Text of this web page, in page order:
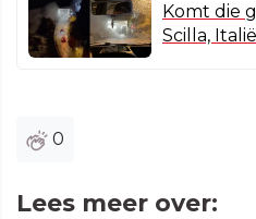
Komt die
Scilla, Italië
0
Lees meer over: